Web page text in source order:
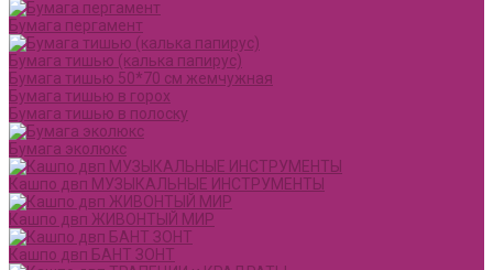
Бумага пергамент
Бумага тишью (калька папирус)
Бумага тишью 50*70 см жемчужная
Бумага тишью в горох
Бумага тишью в полоску
Бумага эколюкс
Кашпо двп МУЗЫКАЛЬНЫЕ ИНСТРУМЕНТЫ
Кашпо двп ЖИВОНТЫЙ МИР
Кашпо двп БАНТ ЗОНТ